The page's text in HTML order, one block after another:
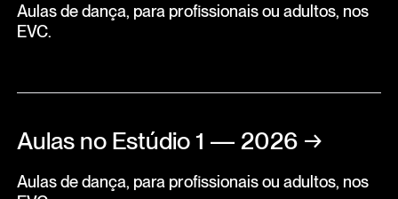
Aulas de dança, para profissionais ou adultos, nos
EVC.
Aulas no Estúdio 1 — 2026 →
Aulas de dança, para profissionais ou adultos, nos